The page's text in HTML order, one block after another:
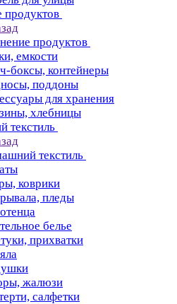
продуктов
продуктов
емкости
боксы, контейнеры
поддоны
для хранения
хлебницы
текстиль
текстиль
коврики
пледы
белье
прихватки
жалюзи
салфетки